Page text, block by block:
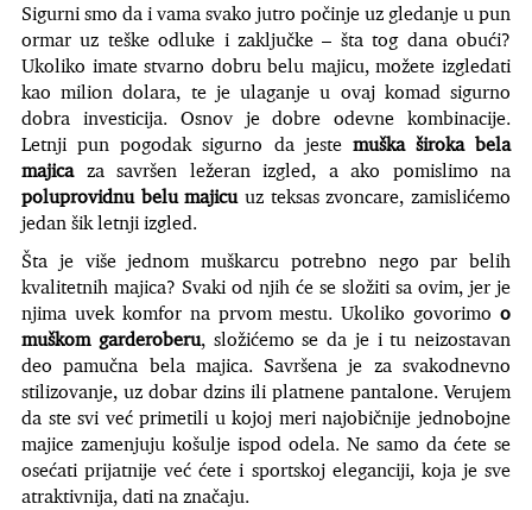
Sigurni smo da i vama svako jutro počinje uz gledanje u pun
ormar uz teške odluke i zaključke – šta tog dana obući?
Ukoliko imate stvarno dobru belu majicu, možete izgledati
kao milion dolara, te je ulaganje u ovaj komad sigurno
dobra investicija. Osnov je dobre odevne kombinacije.
Letnji pun pogodak sigurno da jeste muška široka bela
majicaza savršen ležeran izgled, a ako pomislimo na
poluprovidnu belu majicu uz teksas zvoncare, zamislićemo
jedan šik letnji izgled.
Šta je više jednom muškarcu potrebno nego par belih
kvalitetnih majica? Svaki od njih će se složiti sa ovim, jer je
njima uvek komfor na prvom mestu. Ukoliko govorimo o
muškom garderoberu, složićemo se da je i tu neizostavan
deo pamučna bela majica. Savršena je za svakodnevno
stilizovanje, uz dobar dzins ili platnene pantalone. Verujem
da ste svi već primetili u kojoj meri najobičnije jednobojne
majice zamenjuju košulje ispod odela. Ne samo da ćete se
osećati prijatnije već ćete i sportskoj eleganciji, koja je sve
atraktivnija, dati na značaju.